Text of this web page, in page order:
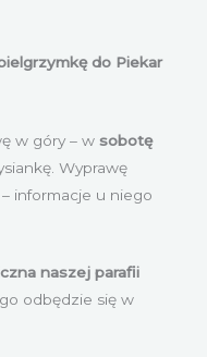
do Piekar
w góry – w sobotę
Wyprawę
informacje u niego
naszej parafii
odbędzie się w